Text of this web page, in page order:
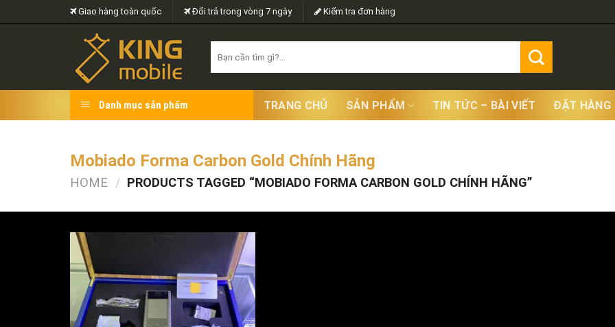
to
Giao hàng toàn quốc Đổi trả trong vòng 7 ngày Kiểm tra đơn hàng
for:
Danh mục sản phẩm TRANG CHỦ SẢN PHẨM TIN TỨC – BÀI VIẾT ĐẶT HÀNG
Mobiado Forma Carbon Gold Chính Hãng
HOME / PRODUCTS TAGGED “MOBIADO FORMA CARBON GOLD CHÍNH HÃNG”